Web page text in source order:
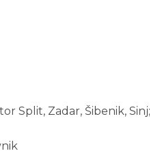
Split, Zadar, Šibenik, Sinj;